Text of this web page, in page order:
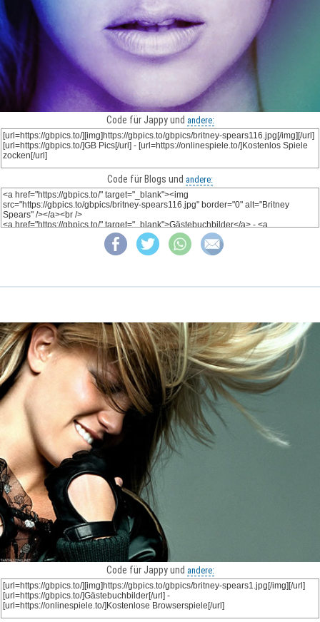
Code für Jappy und andere:
Code für Blogs und andere:
Code für Jappy und andere: